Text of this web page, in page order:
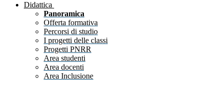
Didattica
Panoramica
Offerta formativa
Percorsi di studio
I progetti delle classi
Progetti PNRR
Area studenti
Area docenti
Area Inclusione